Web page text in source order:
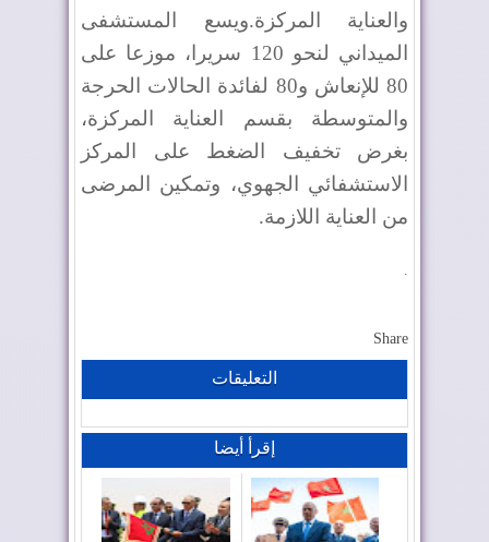
والعناية المركزة.ويسع المستشفى
الميداني لنحو 120 سريرا، موزعا على
80 للإنعاش و80 لفائدة الحالات الحرجة
والمتوسطة بقسم العناية المركزة،
بغرض تخفيف الضغط على المركز
الاستشفائي الجهوي، وتمكين المرضى
من العناية اللازمة.
Share
التعليقات
إقرأ أيضا